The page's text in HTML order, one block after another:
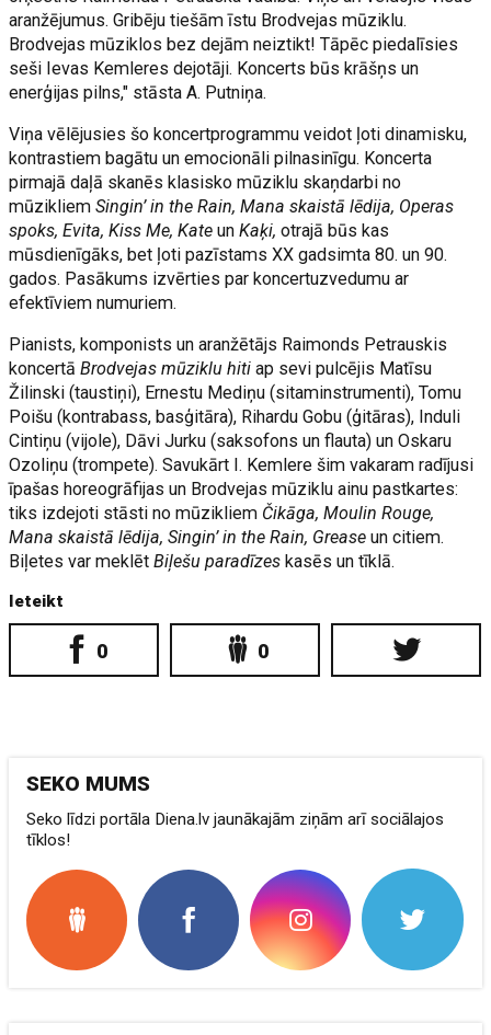
aranžējumus. Gribēju tiešām īstu Brodvejas mūziklu.
Brodvejas mūziklos bez dejām neiztikt! Tāpēc piedalīsies
seši Ievas Kemleres dejotāji. Koncerts būs krāšņs un
enerģijas pilns," stāsta A. Putniņa.
Viņa vēlējusies šo koncertprogrammu veidot ļoti dinamisku,
kontrastiem bagātu un emocionāli pilnasinīgu. Koncerta
pirmajā daļā skanēs klasisko mūziklu skaņdarbi no
mūzikliem Singin’ in the Rain, Mana skaistā lēdija, Operas
spoks, Evita, Kiss Me, Kate unKaķi, otrajā būs kas
mūsdienīgāks, bet ļoti pazīstams XX gadsimta 80. un 90.
gados. Pasākums izvērties par koncertuzvedumu ar
efektīviem numuriem.
Pianists, komponists un aranžētājs Raimonds Petrauskis
koncertāBrodvejas mūziklu hitiap sevi pulcējis Matīsu
Žilinski (taustiņi), Ernestu Mediņu (sitaminstrumenti), Tomu
Poišu (kontrabass, basģitāra), Rihardu Gobu (ģitāras), Induli
Cintiņu (vijole), Dāvi Jurku (saksofons un flauta) un Oskaru
Ozoliņu (trompete). Savukārt I. Kemlere šim vakaram radījusi
īpašas horeogrāfijas un Brodvejas mūziklu ainu pastkartes:
tiks izdejoti stāsti no mūzikliem Čikāga, Moulin Rouge,
Mana skaistā lēdija, Singin’ in the Rain, Greaseun citiem.
Biļetes var meklēt Biļešu paradīzeskasēs un tīklā.
Ieteikt
0 0
SEKO MUMS
Seko līdzi portāla Diena.lv jaunākajām ziņām arī sociālajos
tīklos!